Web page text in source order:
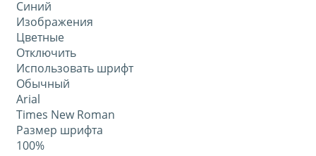
Синий
Изображения
Цветные
Отключить
Использовать шрифт
Обычный
Arial
Times New Roman
Размер шрифта
100%